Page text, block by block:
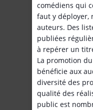
comédiens qui
faut y déployer,
auteurs. Des
publiées
à repérer un
La promotion
bénéficie aux
diversité des
qualité des
public est